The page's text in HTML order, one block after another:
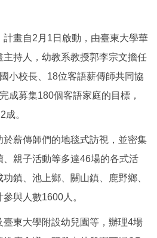
計畫自2月1日啟動，由臺東大學華
持人，幼教系教授郭李宗文擔任
小校長、18位客語薪傳師共同協
成募集180個客語家庭的目標，
。
薪傳師們的地毯式訪視，並密集
親子活動等多達46場的各式活
鎮、池上鄉、關山鎮、鹿野鄉、
與人數1600人。
臺東大學附設幼兒園等，辦理4場